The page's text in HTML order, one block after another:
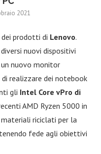
2021
dei prodotti di Lenovo.
nuovi dispositivi
un nuovo monitor
realizzare dei notebook
gli Intel Core vPro di
AMD Ryzen 5000 in
riciclati per la
fede agli obiettivi